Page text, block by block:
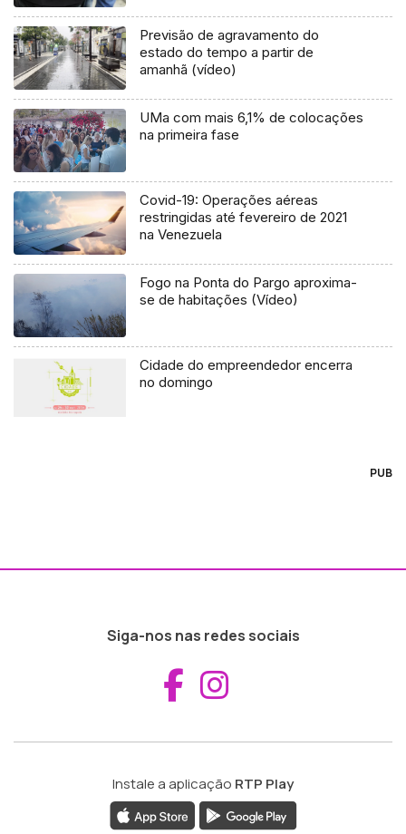
Previsão de agravamento do
estado do tempo a partir de
amanhã (vídeo)
UMa com mais 6,1% de colocações
na primeira fase
Covid-19: Operações aéreas
restringidas até fevereiro de 2021
na Venezuela
Fogo na Ponta do Pargo aproxima-
se de habitações (Vídeo)
Cidade do empreendedor encerra
no domingo
PUB
Siga-nos nas redes sociais
Aceder ao
Instale a aplicação RTP Play